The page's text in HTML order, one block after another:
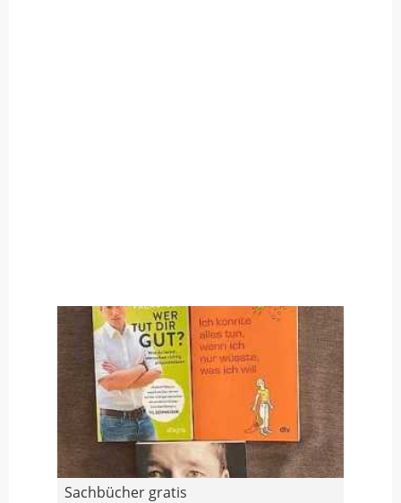
Sachbücher gratis